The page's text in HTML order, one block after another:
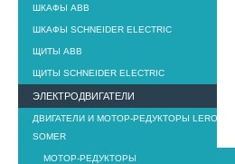
ШКАФЫ ABB
ШКАФЫ SCHNEIDER ELECTRIC
ЩИТЫ ABB
ЩИТЫ SCHNEIDER ELECTRIC
ЭЛЕКТРОДВИГАТЕЛИ
ДВИГАТЕЛИ И МОТОР-РЕДУКТОРЫ LEROY
SOMER
МОТОР-РЕДУКТОРЫ